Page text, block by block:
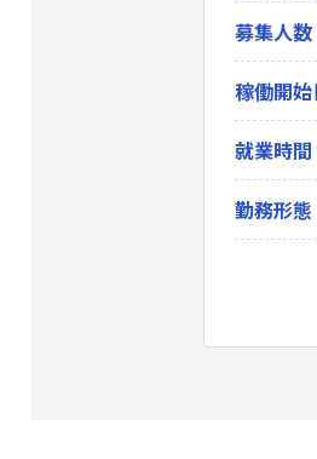
募集人数
稼働開始
就業時間
勤務形態